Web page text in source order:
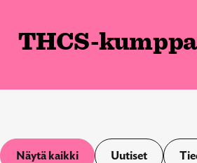
THCS-
Näytä kaikki Uutiset